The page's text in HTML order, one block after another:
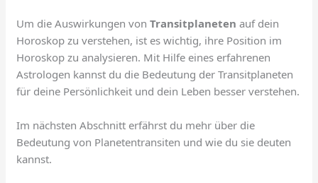
Um die Auswirkungen vonTransitplaneten auf dein
Horoskop zu verstehen, ist es wichtig, ihre Position im
Horoskop zu analysieren. Mit Hilfe eines erfahrenen
Astrologen kannst du die Bedeutung der Transitplaneten
für deine Persönlichkeit und dein Leben besser verstehen.
Im nächsten Abschnitt erfährst du mehr über die
Bedeutung von Planetentransiten und wie du sie deuten
kannst.